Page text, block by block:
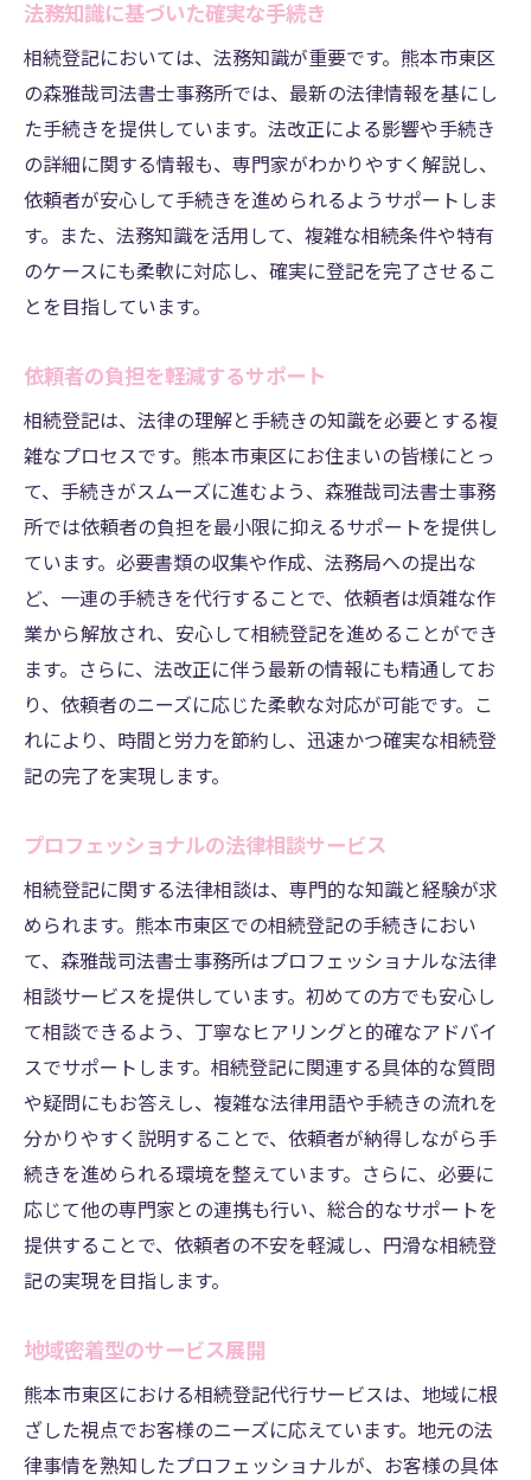
法務知識に基づいた確実な手続き
相続登記においては、法務知識が重要です。熊本市東区
の森雅哉司法書士事務所では、最新の法律情報を基にし
た手続きを提供しています。法改正による影響や手続き
の詳細に関する情報も、専門家がわかりやすく解説し、
依頼者が安心して手続きを進められるようサポートしま
す。また、法務知識を活用して、複雑な相続条件や特有
のケースにも柔軟に対応し、確実に登記を完了させるこ
とを目指しています。
依頼者の負担を軽減するサポート
相続登記は、法律の理解と手続きの知識を必要とする複
雑なプロセスです。熊本市東区にお住まいの皆様にとっ
て、手続きがスムーズに進むよう、森雅哉司法書士事務
所では依頼者の負担を最小限に抑えるサポートを提供し
ています。必要書類の収集や作成、法務局への提出な
ど、一連の手続きを代行することで、依頼者は煩雑な作
業から解放され、安心して相続登記を進めることができ
ます。さらに、法改正に伴う最新の情報にも精通してお
り、依頼者のニーズに応じた柔軟な対応が可能です。こ
れにより、時間と労力を節約し、迅速かつ確実な相続登
記の完了を実現します。
プロフェッショナルの法律相談サービス
相続登記に関する法律相談は、専門的な知識と経験が求
められます。熊本市東区での相続登記の手続きにおい
て、森雅哉司法書士事務所はプロフェッショナルな法律
相談サービスを提供しています。初めての方でも安心し
て相談できるよう、丁寧なヒアリングと的確なアドバイ
スでサポートします。相続登記に関連する具体的な質問
や疑問にもお答えし、複雑な法律用語や手続きの流れを
分かりやすく説明することで、依頼者が納得しながら手
続きを進められる環境を整えています。さらに、必要に
応じて他の専門家との連携も行い、総合的なサポートを
提供することで、依頼者の不安を軽減し、円滑な相続登
記の実現を目指します。
地域密着型のサービス展開
熊本市東区における相続登記代行サービスは、地域に根
ざした視点でお客様のニーズに応えています。地元の法
律事情を熟知したプロフェッショナルが、お客様の具体